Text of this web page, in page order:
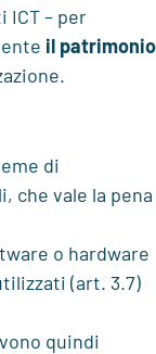
– per
il patrimonio
di
che vale la pena
o hardware
(art. 3.7)
quindi